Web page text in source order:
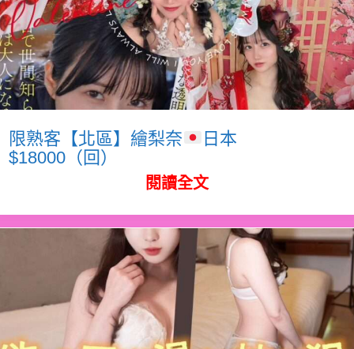
限熟客【北區】繪梨奈
日本
$18000（回）
閱讀全文